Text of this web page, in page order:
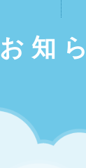
お知